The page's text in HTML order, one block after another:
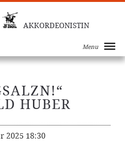
AKKORDEONISTIN
Menu
HUBER
2025 18:30